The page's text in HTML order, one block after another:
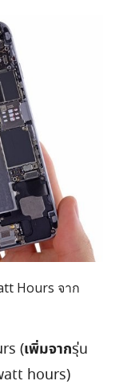
Hours จาก
(เพิ่มจากรุ่น
hours)